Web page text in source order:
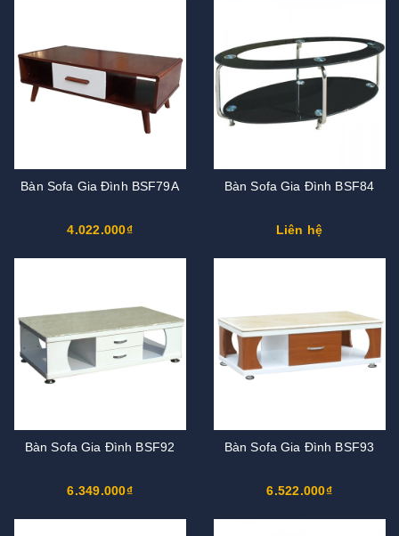
Bàn Sofa Gia Đình BSF79A
4.022.000₫
Bàn Sofa Gia Đình BSF84
Liên hệ
Bàn Sofa Gia Đình BSF92
6.349.000₫
Bàn Sofa Gia Đình BSF93
6.522.000₫